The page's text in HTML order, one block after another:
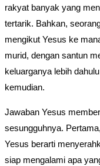
rakyat banyak yang
tertarik. Bahkan,
mengikut Yesus ke
murid, dengan santun
keluarganya lebih
kemudian.
Jawaban Yesus
sesungguhnya.
Yesus berarti
siap mengalami apa